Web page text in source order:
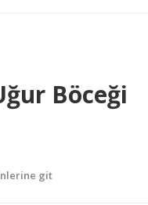
Böceği
git